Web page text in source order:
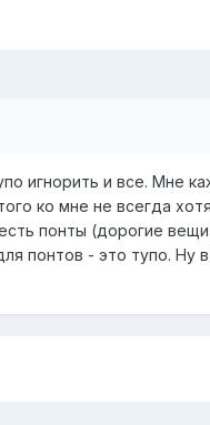
игнорить и все. Мне
ко мне не всегда
понты (дорогие
понтов - это тупо.